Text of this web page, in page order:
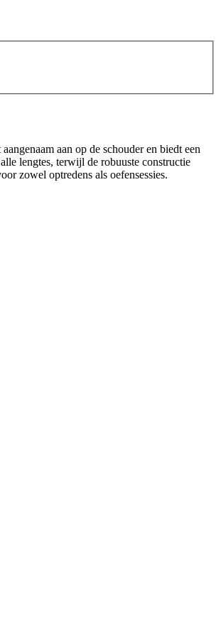
aan op de schouder en biedt een
lengtes, terwijl de robuuste constructie
zowel optredens als oefensessies.